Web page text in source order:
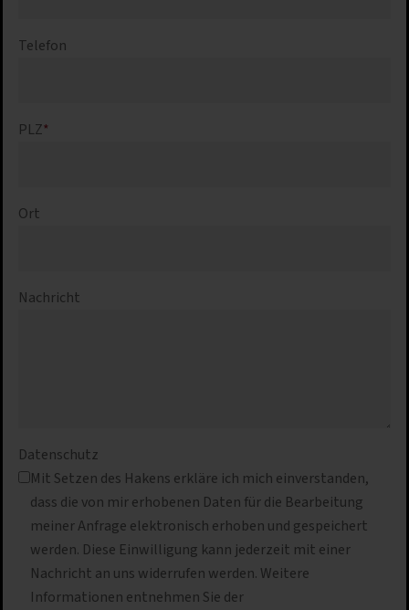
Telefon
PLZ*
Ort
Nachricht
Datenschutz
Mit Setzen des Hakens erkläre ich mich einverstanden,
dass die von mir erhobenen Daten für die Bearbeitung
meiner Anfrage elektronisch erhoben und gespeichert
werden. Diese Einwilligung kann jederzeit mit einer
Nachricht an uns widerrufen werden. Weitere
Informationen entnehmen Sie der